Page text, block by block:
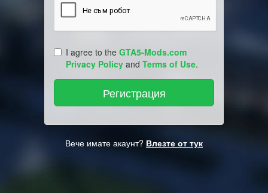
I agree to the GTA5-Mods.com
Privacy Policy and Terms of Use.
Вече имате акаунт? Влезте от тук